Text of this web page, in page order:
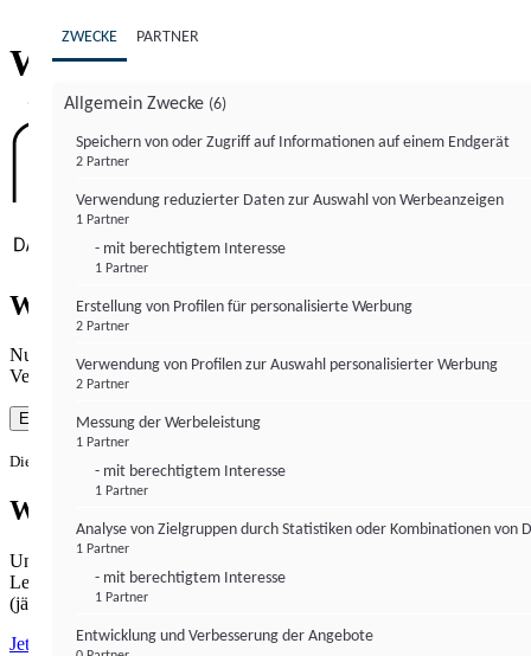
Willkommen bei
Wie gewohnt mit Werbung lesen
Nutzen Sie institutional-money.com mit Ihrer Zustimmung zur
Verwendung von Cookies für Webanalyse und Werbemaßnahmen.
Einverstanden
Die Zustimmung ist jederzeit widerrufbar.
Werbefrei lesen
Unabhängiger Journalismus hat seinen Preis.
Lesen Sie institutional-money.com PUR für 33,99€ pro Monat
(jährliche Abrechnung).
Jetzt abonnieren
ZWECKE PARTNER
Allgemein Zwecke (6)
Speichern von oder Zugriff auf Informationen auf einem Endgerät
2 Partner
Verwendung reduzierter Daten zur Auswahl von Werbeanzeigen
1 Partner
- mit berechtigtem Interesse
1 Partner
Erstellung von Profilen für personalisierte Werbung
2 Partner
Verwendung von Profilen zur Auswahl personalisierter Werbung
2 Partner
Messung der Werbeleistung
1 Partner
- mit berechtigtem Interesse
1 Partner
Analyse von Zielgruppen durch Statistiken oder Kombinationen von
1 Partner
- mit berechtigtem Interesse
1 Partner
Entwicklung und Verbesserung der Angebote